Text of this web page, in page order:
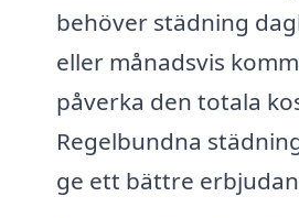
behöver städning
eller månadsvis
påverka den totala
Regelbundna
ge ett bättre